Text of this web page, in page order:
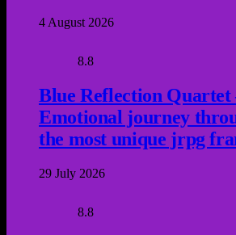
4 August 2026
8.8
Blue Reflection Quartet
Emotional journey
the most unique jrpg
29 July 2026
8.8